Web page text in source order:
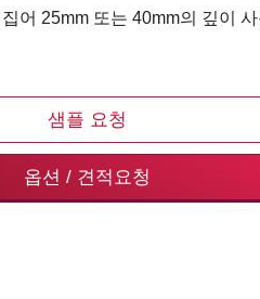
어 25mm 또는 40mm의 깊이
샘플 요청
옵션 / 견적요청